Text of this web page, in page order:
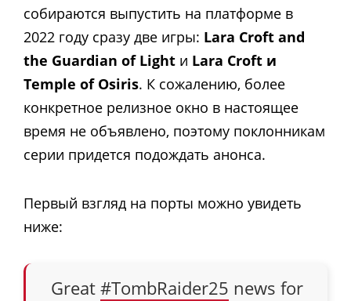
собираются выпустить на платформе в
2022 году сразу две игры: Lara Croft and
the Guardian of Light и Lara Croft и
Temple of Osiris. К сожалению, более
конкретное релизное окно в настоящее
время не объявлено, поэтому поклонникам
серии придется подождать анонса.
Первый взгляд на порты можно увидеть
ниже:
Great #TombRaider25 news for